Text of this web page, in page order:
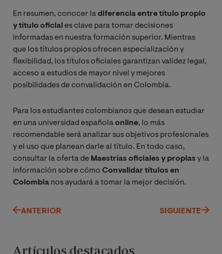
En resumen, conocer ladiferencia entre título propio
y título oficial es clave para tomar decisiones
informadas en nuestra formación superior. Mientras
que los títulos propios ofrecen especialización y
flexibilidad, los títulos oficiales garantizan validez legal,
acceso a estudios de mayor nivel y mejores
posibilidades de convalidación en Colombia.
Para los estudiantes colombianos que desean estudiar
en una universidad españolaonline, lo más
recomendable será analizar sus objetivos profesionales
y el uso que planean darle al título. En todo caso,
consultar la oferta de Maestrías oficiales y propias y la
información sobre cómo Convalidar títulos en
Colombia nos ayudará a tomar la mejor decisión.
ANTERIOR SIGUIENTE
Artículos destacados